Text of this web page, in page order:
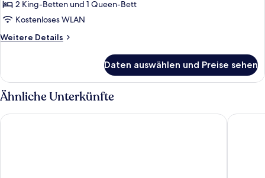
Three
Bedroom
with
KLCC
anzeigen
2 King-Betten und 1 Queen-Bett
Kostenloses WLAN
Weitere Details
Weitere
Three
Bedroom
with
KLCC
View
Daten auswählen und Preise sehen
Ähnliche Unterkünfte
Soho Suites KLCC By Rest Kuala Lumpur Star